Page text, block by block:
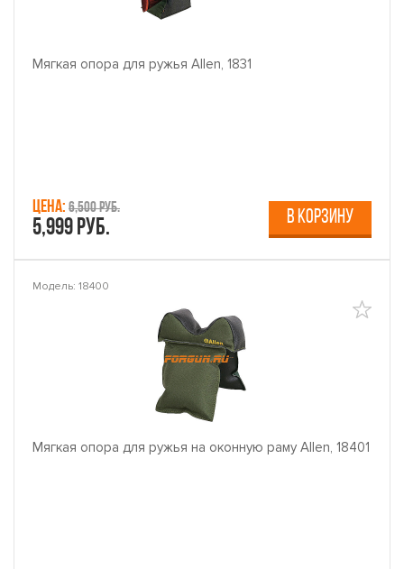
Мягкая опора для ружья Allen, 1831
Цена: 6,500 руб.
5,999 руб. В КОРЗИНУ
Модель: 18400
Мягкая опора для ружья на оконную раму Allen, 18401